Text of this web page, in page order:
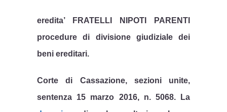
eredita’ FRATELLI NIPOTI PARENTI
procedure di divisione giudiziale dei
beni ereditari.
Corte di Cassazione, sezioni unite,
sentenza 15 marzo 2016, n. 5068. La